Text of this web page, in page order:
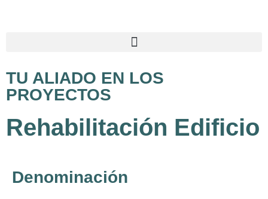
TU ALIADO EN LOS
PROYECTOS
Rehabilitación Edificio
Denominación